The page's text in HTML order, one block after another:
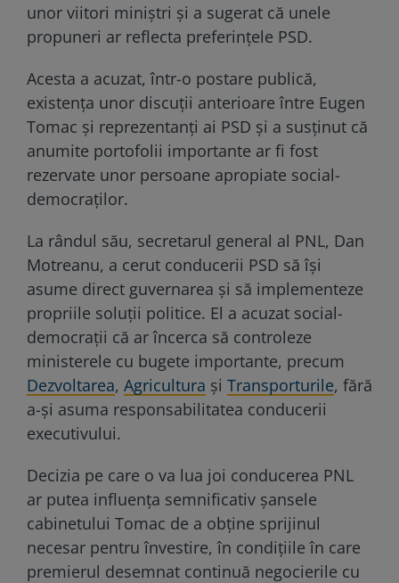
unor viitori miniştri şi a sugerat că unele
propuneri ar reflecta preferinţele PSD.
Acesta a acuzat, într-o postare publică,
existenţa unor discuţii anterioare între Eugen
Tomac şi reprezentanţi ai PSD şi a susţinut că
anumite portofolii importante ar fi fost
rezervate unor persoane apropiate social-
democraţilor.
La rândul său, secretarul general al PNL, Dan
Motreanu, a cerut conducerii PSD să îşi
asume direct guvernarea şi să implementeze
propriile soluţii politice. El a acuzat social-
democraţii că ar încerca să controleze
ministerele cu bugete importante, precum
Dezvoltarea, Agricultura şi Transporturile, fără
a-şi asuma responsabilitatea conducerii
executivului.
Decizia pe care o va lua joi conducerea PNL
ar putea influenţa semnificativ şansele
cabinetului Tomac de a obţine sprijinul
necesar pentru învestire, în condiţiile în care
premierul desemnat continuă negocierile cu